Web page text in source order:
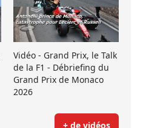
Vidéo - Grand Prix, le Talk
de la F1 - Débriefing du
Grand Prix de Monaco
2026
+ de vidéos